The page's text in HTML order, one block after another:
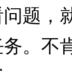
题，
。不